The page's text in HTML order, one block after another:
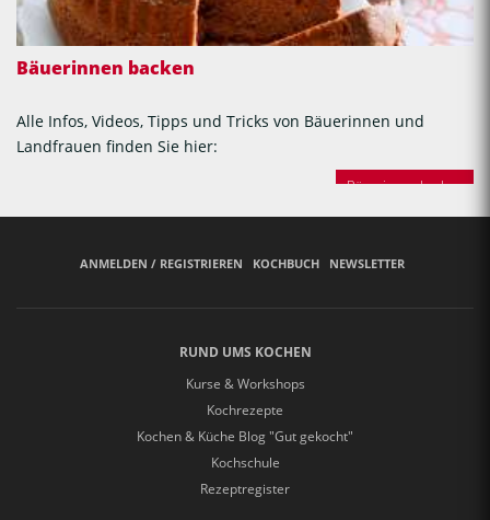
Bäuerinnen backen
Alle Infos, Videos, Tipps und Tricks von Bäuerinnen und
Landfrauen finden Sie hier:
Bäuerinnen backen
ANMELDEN / REGISTRIEREN KOCHBUCH NEWSLETTER
RUND UMS KOCHEN
Kurse & Workshops
Kochrezepte
Kochen & Küche Blog "Gut gekocht"
Kochschule
Rezeptregister